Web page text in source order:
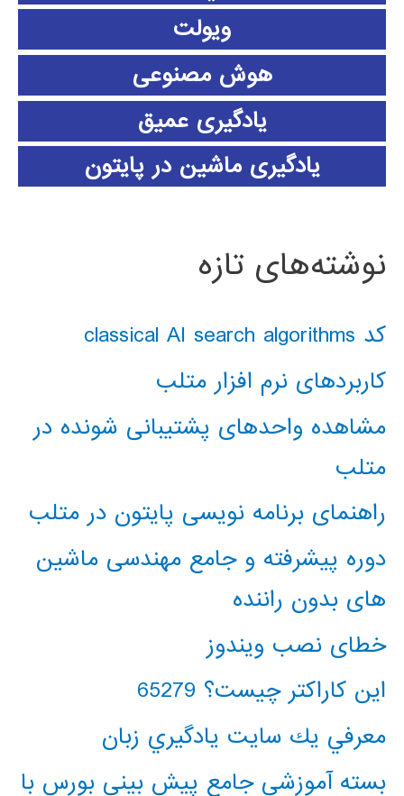
ویولت
هوش مصنوعی
یادگیری عمیق
یادگیری ماشین در پایتون
نوشته‌های تازه
کد classical AI search algorithms
کاربردهای نرم افزار متلب
مشاهده واحدهای پشتیبانی شونده در
متلب
راهنمای برنامه نویسی پایتون در متلب
دوره پیشرفته و جامع مهندسی ماشین
های بدون راننده
خطای نصب ویندوز
این کاراکتر چیست؟ 65279
معرفي يك سايت يادگيري زبان
بسته آموزشی جامع پیش بینی بورس با